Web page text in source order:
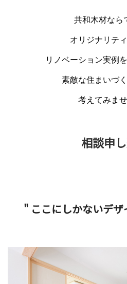
共和木材なら
オリジナリテ
リノベーション実例
素敵な住まいづ
考えてみま
相談申
" ここにしかないデ